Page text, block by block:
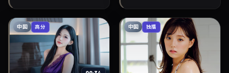
中国 高分 中国 独播